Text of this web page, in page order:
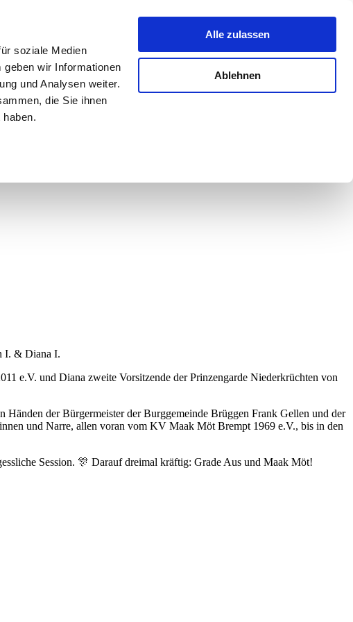
soziale Medien
wir Informationen
und Analysen weiter.
die Sie ihnen
Alle zulassen
Ablehnen
I. & Diana I.
e.V. und Diana zweite Vorsitzende der Prinzengarde Niederkrüchten von
Händen der Bürgermeister der Burggemeinde Brüggen Frank Gellen und der
und Narre, allen voran vom KV Maak Möt Brempt 1969 e.V., bis in den
Session. 🎊 Darauf dreimal kräftig: Grade Aus und Maak Möt!